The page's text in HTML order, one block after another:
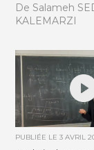
De Salameh
KALEMARZI
PUBLIÉE LE3 AVRIL